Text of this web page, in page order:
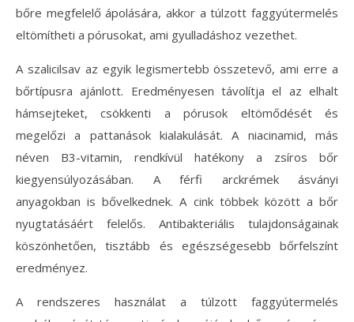
bőre megfelelő ápolására, akkor a túlzott faggyútermelés
eltömítheti a pórusokat, ami gyulladáshoz vezethet.
A szalicilsav az egyik legismertebb összetevő, ami erre a
bőrtípusra ajánlott. Eredményesen távolítja el az elhalt
hámsejteket, csökkenti a pórusok eltömődését és
megelőzi a pattanások kialakulását. A niacinamid, más
néven B3-vitamin, rendkívül hatékony a zsíros bőr
kiegyensúlyozásában. A férfi arckrémek ásványi
anyagokban is bővelkednek. A cink többek között a bőr
nyugtatásáért felelős. Antibakteriális tulajdonságainak
köszönhetően, tisztább és egészségesebb bőrfelszínt
eredményez.
A rendszeres használat a túlzott faggyútermelés